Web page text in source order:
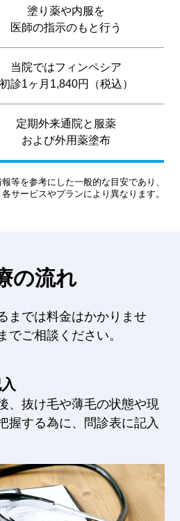
塗り薬や内服を
医師の指示のもと行う
当院ではフィンペシア
初診1ヶ月1,840円（税込）
定期外来通院と服薬
および外用薬塗布
等を参考にした一般的な目安であり、
各サービスやプランにより異なります。
の流れ
までは料金はかかりませ
でご相談ください。
、抜け毛や薄毛の状態や現
握する為に、問診表に記入